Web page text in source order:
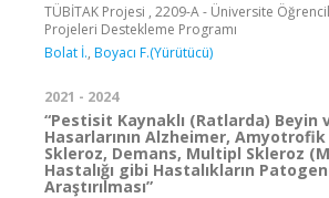
TÜBİTAK Projesi , 2209-A - Üniversite
Projeleri Destekleme Programı
Bolat İ., Boyacı F.(Yürütücü)
2021 - 2024
“Pestisit Kaynaklı (Ratlarda) Beyin
Hasarlarının Alzheimer,
Skleroz, Demans, Multipl Skleroz
Hastalığı gibi Hastalıkların
Araştırılması”